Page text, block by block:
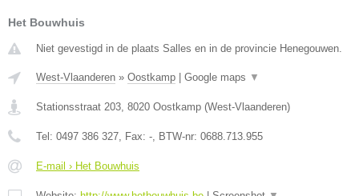
Het Bouwhuis
Niet gevestigd in de plaats Salles en in de provincie Henegouwen.
West-Vlaanderen » Oostkamp Google maps ▼
Stationsstraat 203 8020 Oostkamp (West-Vlaanderen)
Tel: 0497 386 327 , Fax: - , BTW-nr: 0688.713.955
E-mail › Het Bouwhuis